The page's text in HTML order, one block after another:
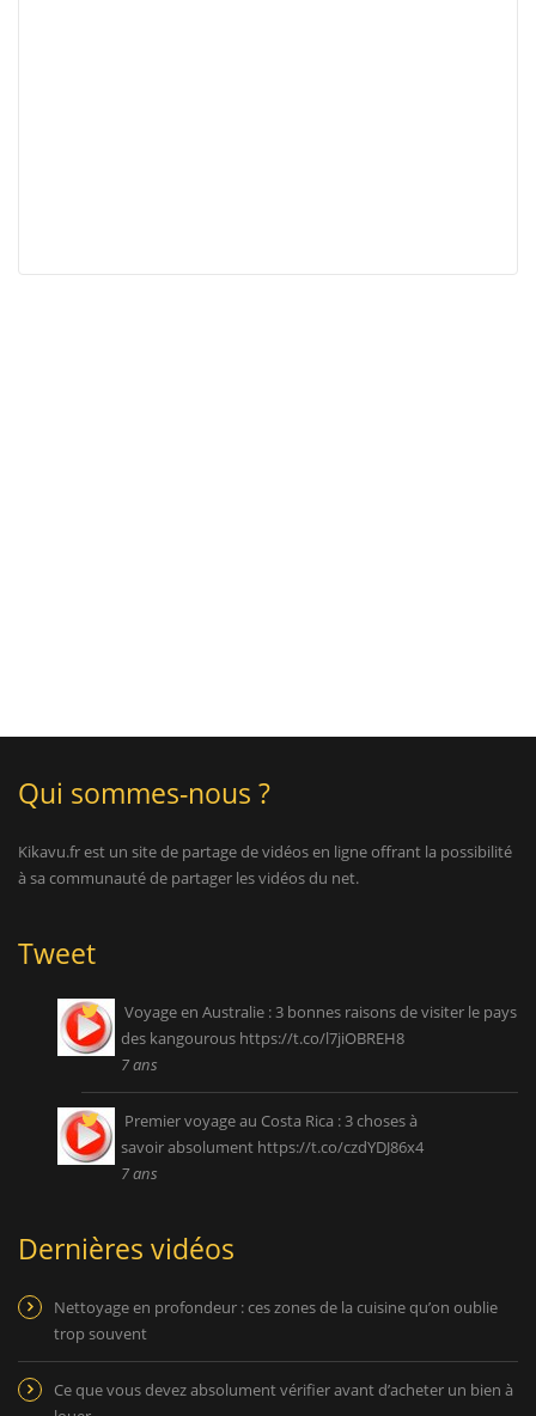
Qui sommes-nous ?
Kikavu.fr est un site de partage de vidéos en ligne offrant la possibilité
à sa communauté de partager les vidéos du net.
Tweet
Voyage en Australie : 3 bonnes raisons de visiter le pays
des kangourous https://t.co/l7jiOBREH8
7 ans
Premier voyage au Costa Rica : 3 choses à
savoir absolument https://t.co/czdYDJ86x4
7 ans
Dernières vidéos
Nettoyage en profondeur : ces zones de la cuisine qu’on oublie
trop souvent
Ce que vous devez absolument vérifier avant d’acheter un bien à